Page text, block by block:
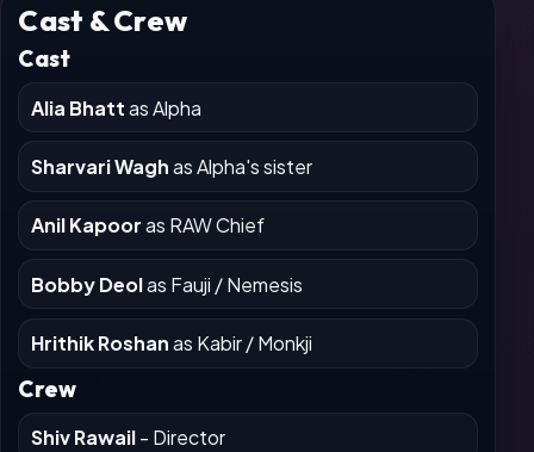
Cast & Crew
Cast
Alia Bhattas Alpha
Sharvari Waghas Alpha's sister
Anil Kapooras RAW Chief
Bobby Deolas Fauji / Nemesis
Hrithik Roshanas Kabir / Monkji
Crew
Shiv Rawail- Director